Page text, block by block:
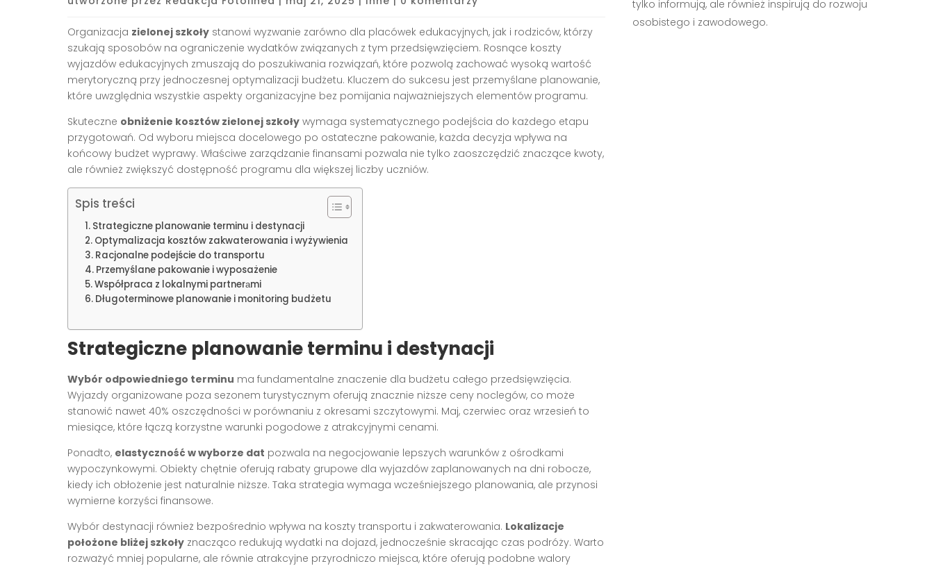
Organizacja zielonej szkoły stanowi wyzwanie zarówno dla placówek edukacyjnych, jak i rodziców, którzy
szukają sposobów na ograniczenie wydatków związanych z tym przedsięwzięciem. Rosnące koszty
wyjazdów edukacyjnych zmuszają do poszukiwania rozwiązań, które pozwolą zachować wysoką wartość
merytoryczną przy jednoczesnej optymalizacji budżetu. Kluczem do sukcesu jest przemyślane planowanie,
które uwzględnia wszystkie aspekty organizacyjne bez pomijania najważniejszych elementów programu.
Skuteczne obniżenie kosztów zielonej szkoły wymaga systematycznego podejścia do każdego etapu
przygotowań. Od wyboru miejsca docelowego po ostateczne pakowanie, każda decyzja wpływa na
końcowy budżet wyprawy. Właściwe zarządzanie finansami pozwala nie tylko zaoszczędzić znaczące kwoty,
ale również zwiększyć dostępność programu dla większej liczby uczniów.
Spis treści
Strategiczne planowanie terminu i destynacji
Optymalizacja kosztów zakwaterowania i wyżywienia
Racjonalne podejście do transportu
Przemyślane pakowanie i wyposażenie
Współpraca z lokalnymi partnerаmi
Długoterminowe planowanie i monitoring budżetu
Strategiczne planowanie terminu i destynacji
Wybór odpowiedniego terminu ma fundamentalne znaczenie dla budżetu całego przedsięwzięcia.
Wyjazdy organizowane poza sezonem turystycznym oferują znacznie niższe ceny noclegów, co może
stanowić nawet 40% oszczędności w porównaniu z okresami szczytowymi. Maj, czerwiec oraz wrzesień to
miesiące, które łączą korzystne warunki pogodowe z atrakcyjnymi cenami.
Ponadto, elastyczność w wyborze dat pozwala na negocjowanie lepszych warunków z ośrodkami
wypoczynkowymi. Obiekty chętnie oferują rabaty grupowe dla wyjazdów zaplanowanych na dni robocze,
kiedy ich obłożenie jest naturalnie niższe. Taka strategia wymaga wcześniejszego planowania, ale przynosi
wymierne korzyści finansowe.
Wybór destynacji również bezpośrednio wpływa na koszty transportu i zakwaterowania. Lokalizacje
położone bliżej szkoły znacząco redukują wydatki na dojazd, jednocześnie skracając czas podróży. Warto
rozważyć mniej popularne, ale równie atrakcyjne przyrodniczo miejsca, które oferują podobne walory
tylko informują, ale również inspirują do rozwoju
osobistego i zawodowego.